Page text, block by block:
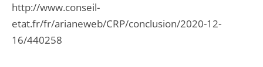
http://www.conseil-
etat.fr/fr/arianeweb/CRP/conclusion/2020-12-
16/440258